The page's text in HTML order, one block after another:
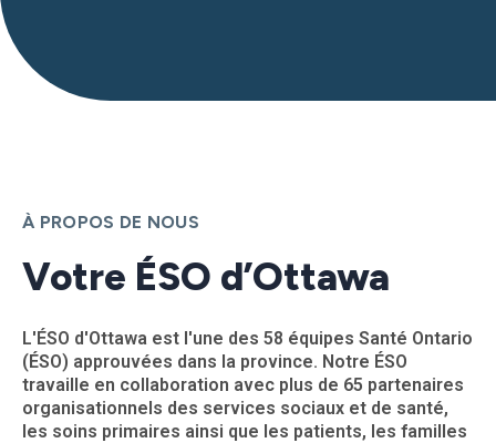
À PROPOS DE NOUS
Votre ÉSO d’Ottawa
L'ÉSO d'Ottawa est l'une des 58 équipes Santé Ontario
(ÉSO) approuvées dans la province. Notre ÉSO
travaille en collaboration avec plus de 65 partenaires
organisationnels des services sociaux et de santé,
les soins primaires ainsi que les patients, les familles